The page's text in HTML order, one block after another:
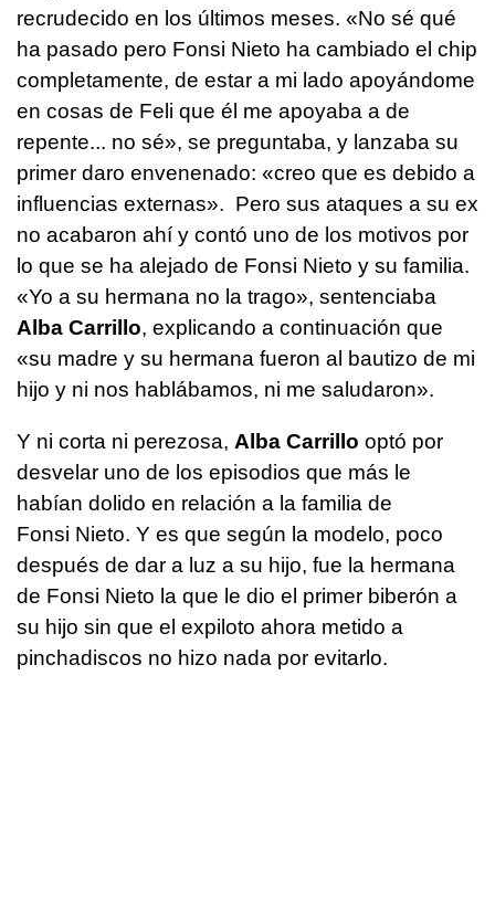
recrudecido en los últimos meses. «No sé qué
ha pasado pero Fonsi Nieto ha cambiado el chip
completamente, de estar a mi lado apoyándome
en cosas de Feli que él me apoyaba a de
repente... no sé», se preguntaba, y lanzaba su
primer daro envenenado: «creo que es debido a
influencias externas». Pero sus ataques a su ex
no acabaron ahí y contó uno de los motivos por
lo que se ha alejado de Fonsi Nieto y su familia.
«Yo a su hermana no la trago», sentenciaba
Alba Carrillo, explicando a continuación que
«su madre y su hermana fueron al bautizo de mi
hijo y ni nos hablábamos, ni me saludaron».
Y ni corta ni perezosa, Alba Carrillo optó por
desvelar uno de los episodios que más le
habían dolido en relación a la familia de
Fonsi Nieto. Y es que según la modelo, poco
después de dar a luz a su hijo, fue la hermana
de Fonsi Nieto la que le dio el primer biberón a
su hijo sin que el expiloto ahora metido a
pinchadiscos no hizo nada por evitarlo.